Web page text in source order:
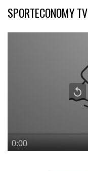
SPORTECONOMY TV